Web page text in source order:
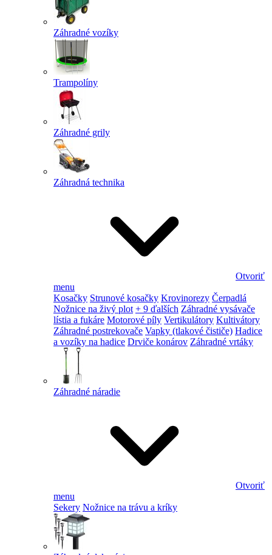
Záhradné vozíky
Trampolíny
Záhradné grily
Záhradná technika
Otvoriť
menu
Kosačky Strunové kosačky Krovinorezy Čerpadlá
Nožnice na živý plot + 9 ďalších Záhradné vysávače
lístia a fukáre Motorové píly Vertikulátory Kultivátory
Záhradné postrekovače Vapky (tlakové čističe) Hadice
a vozíky na hadice Drviče konárov Záhradné vrtáky
Záhradné náradie
Otvoriť
menu
Sekery Nožnice na trávu a kríky